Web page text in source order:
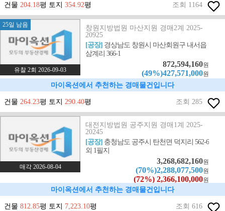
건물 204.18평 토지 354.92평 조회 1164
25일 남음
유찰 2회 2026-09-03
창원지방법원 마산지원 경매2계 2025-
20925
[공장] 경상남도 창원시 마산회원구 내서읍
삼계리 366-1
872,594,160원
(49%)427,571,000원
마이옥션에서 추천하는 경매물건입니다
건물 264.23평 토지 290.40평 조회 285
매각 2026-08-04
대전지방법원 공주지원 경매1계 2025-
20245
[공장] 충청남도 공주시 탄천면 덕지리 562-6
외 1필지
3,268,682,160원
(70%)2,288,077,500원
(72%) 2,366,100,000원
마이옥션에서 추천하는 경매물건입니다
건물 812.85평 토지 7,223.10평 조회 616